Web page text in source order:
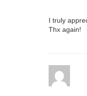
I truly
Thx again!